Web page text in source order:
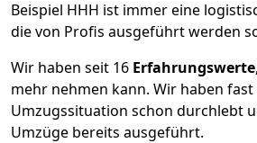
Beispiel HHH ist immer eine
die von Profis ausgeführt werden
Wir haben seit 16 Erfahrungswerte
mehr nehmen kann. Wir haben fast
Umzugssituation schon durchlebt
Umzüge bereits ausgeführt.